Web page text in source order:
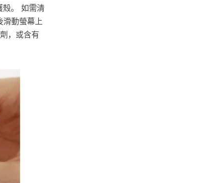
殼。 如需清
動螢幕上
，或含有